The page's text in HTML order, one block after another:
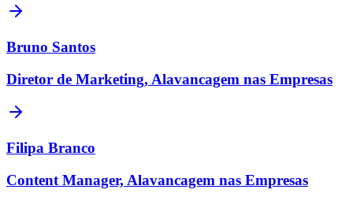
Bruno Santos
Diretor de Marketing, Alavancagem nas Empresas
Filipa Branco
Content Manager, Alavancagem nas Empresas